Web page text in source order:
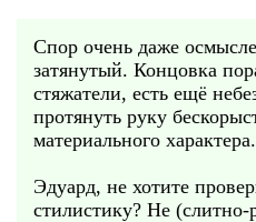
Спор очень даже
затянутый. Концовка
стяжатели, есть ещё
протянуть руку
материального характера.
Эдуард, не хотите
стилистику? Не